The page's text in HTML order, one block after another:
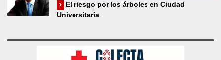
El riesgo por los árboles en Ciudad
Universitaria